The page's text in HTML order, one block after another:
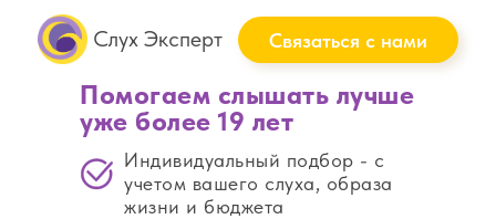
Связаться с нами
Слух Эксперт
Помогаем слышать лучше
уже более 19 лет
Индивидуальный подбор - с
учетом вашего слуха, образа
жизни и бюджета